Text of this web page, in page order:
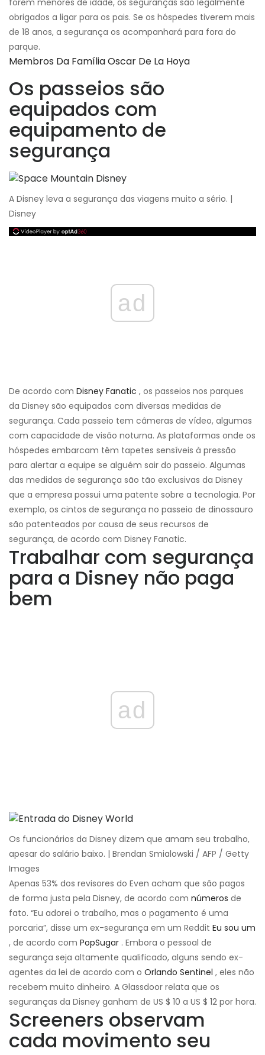
forem menores de idade, os seguranças são legalmente
obrigados a ligar para os pais. Se os hóspedes tiverem mais
de 18 anos, a segurança os acompanhará para fora do
parque.
Membros Da Família Oscar De La Hoya
Os passeios são
equipados com
equipamento de
segurança
A Disney leva a segurança das viagens muito a sério. |
Disney
ad
De acordo com Disney Fanatic , os passeios nos parques
da Disney são equipados com diversas medidas de
segurança. Cada passeio tem câmeras de vídeo, algumas
com capacidade de visão noturna. As plataformas onde os
hóspedes embarcam têm tapetes sensíveis à pressão
para alertar a equipe se alguém sair do passeio. Algumas
das medidas de segurança são tão exclusivas da Disney
que a empresa possui uma patente sobre a tecnologia. Por
exemplo, os cintos de segurança no passeio de dinossauro
são patenteados por causa de seus recursos de
segurança, de acordo com Disney Fanatic.
Trabalhar com segurança
para a Disney não paga
bem
ad
Os funcionários da Disney dizem que amam seu trabalho,
apesar do salário baixo. | Brendan Smialowski / AFP / Getty
Images
Apenas 53% dos revisores do Even acham que são pagos
de forma justa pela Disney, de acordo com números de
fato. “Eu adorei o trabalho, mas o pagamento é uma
porcaria”, disse um ex-segurança em um Reddit Eu sou um
, de acordo com PopSugar . Embora o pessoal de
segurança seja altamente qualificado, alguns sendo ex-
agentes da lei de acordo com o Orlando Sentinel , eles não
recebem muito dinheiro. A Glassdoor relata que os
seguranças da Disney ganham de US $ 10 a US $ 12 por hora.
Screeners observam
cada movimento seu